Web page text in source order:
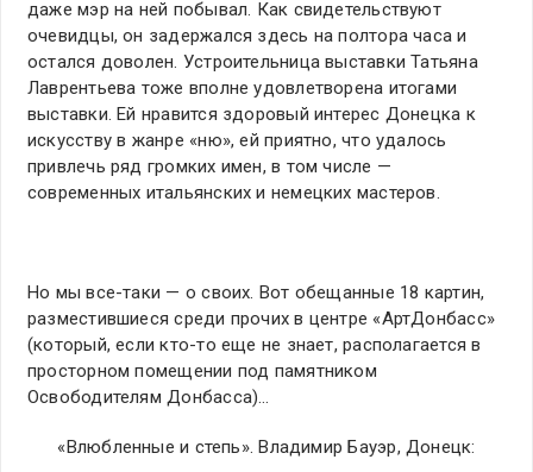
даже мэр на ней побывал. Как свидетельствуют
очевидцы, он задержался здесь на полтора часа и
остался доволен. Устроительница выставки Татьяна
Лаврентьева тоже вполне удовлетворена итогами
выставки. Ей нравится здоровый интерес Донецка к
искусству в жанре «ню», ей приятно, что удалось
привлечь ряд громких имен, в том числе —
современных итальянских и немецких мастеров.
Но мы все-таки — о своих. Вот обещанные 18 картин,
разместившиеся среди прочих в центре «АртДонбасс»
(который, если кто-то еще не знает, располагается в
просторном помещении под памятником
Освободителям Донбасса)…
«Влюбленные и степь». Владимир Бауэр, Донецк: